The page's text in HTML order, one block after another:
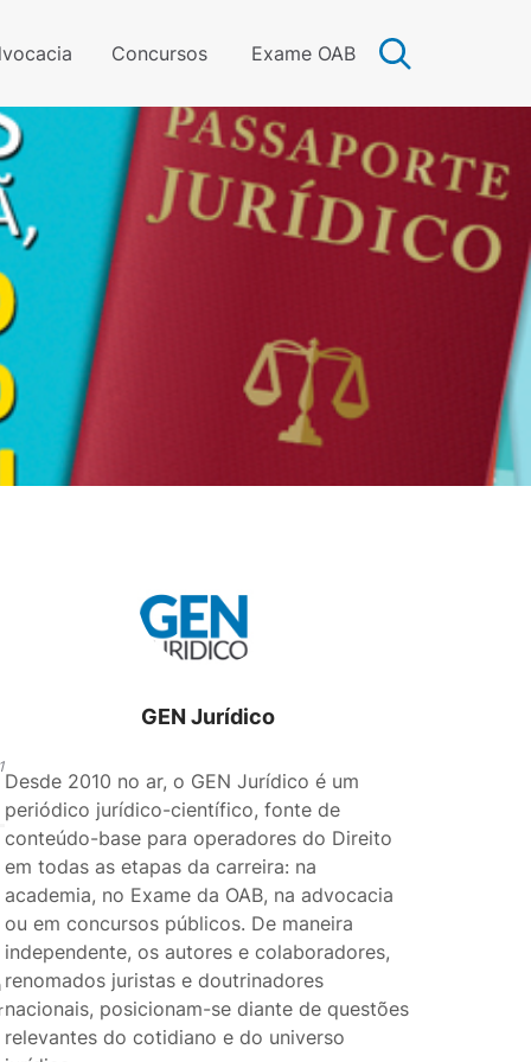
Concursos Exame OAB
GEN Jurídico
Desde 2010 no ar, o GEN Jurídico é um
periódico jurídico-científico, fonte de
conteúdo-base para operadores do Direito
em todas as etapas da carreira: na
academia, no Exame da OAB, na advocacia
ou em concursos públicos. De maneira
independente, os autores e colaboradores,
renomados juristas e doutrinadores
nacionais, posicionam-se diante de questões
relevantes do cotidiano e do universo